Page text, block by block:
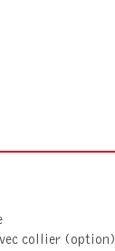
collier (option)